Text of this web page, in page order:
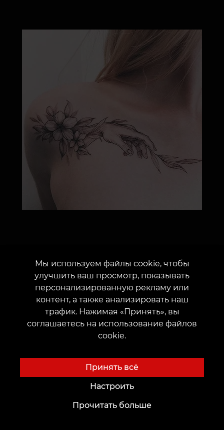
Популярные
вопросы
Подходит ли эта зона для первой
Да, но стоит учитывать ее чувствительность
и заметность результата. Для первого
короткую надпись или символ без плотной
Мы используем файлы cookie, чтобы
улучшить ваш просмотр, показывать
персонализированную рекламу или
контент, а также анализировать наш
трафик. Нажимая «Принять», вы
соглашаетесь на использование файлов
cookie.
Принять всё
Настроить
Прочитать больше